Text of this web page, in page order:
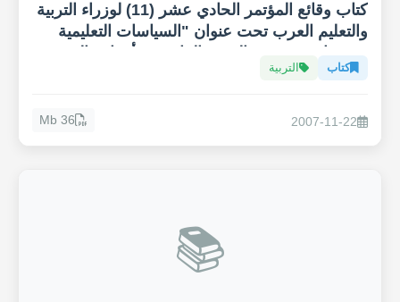
كتاب وقائع المؤتمر الحادي عشر (11) لوزراء التربية
والتعليم العرب تحت عنوان "السياسات التعليمية
المستدامة، التعليم 2030"
كتاب التربية
2007-11-22
36 Mb
📚